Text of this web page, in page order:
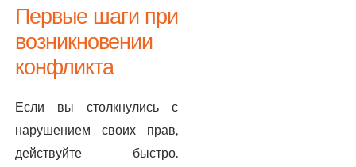
Первые шаги при
возникновении
конфликта
Если вы столкнулись с
нарушением своих прав,
действуйте быстро.